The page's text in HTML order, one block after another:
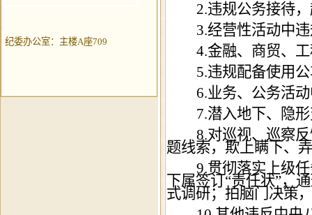
纪委办公室：主楼A座709
2.违规公务接待
3.经营性活动中
4.金融、商贸、
5.违规配备使用
6.业务、公务活
7.潜入地下、隐
8.对巡视、巡察
题线索，欺上瞒下、
9.贯彻落实上级
下属签订“责任状”，
式调研；拍脑门决策